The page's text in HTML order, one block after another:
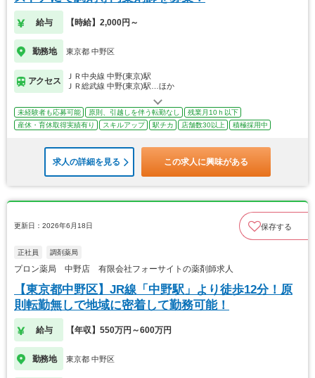
給与 【時給】2,000円～
勤務地 東京都 中野区
アクセス
ＪＲ中央線 中野(東京)駅
ＪＲ総武線 中野(東京)駅…ほか
未経験者も応募可能 原則、引越しを伴う転勤なし
残業月10ｈ以下
産休・育休取得実績有り
スキルアップ 駅チカ 店舗数30以上 積極採用中
求人の詳細を見る この求人に興味がある
更新日：2026年6月18日 保存する
正社員 調剤薬局
プロン薬局 中野店 有限会社フォーサイトの薬剤師求人
【東京都中野区】JR線「中野駅」より徒歩12分！原
則転勤無しで地域に密着して勤務可能！
給与 【年収】550万円～600万円
勤務地 東京都 中野区